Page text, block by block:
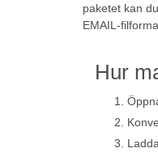
paketet kan
EMAIL-
Hur